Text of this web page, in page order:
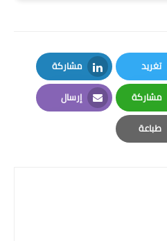
المرحلة الابتدائية
المرحلة المتوسطة
المرحلة الاعدادية
تغريد
Twitter
مشاركة
LinkedIn
مشاركة
Whatsapp
إرسال
Email
طباعة
Print